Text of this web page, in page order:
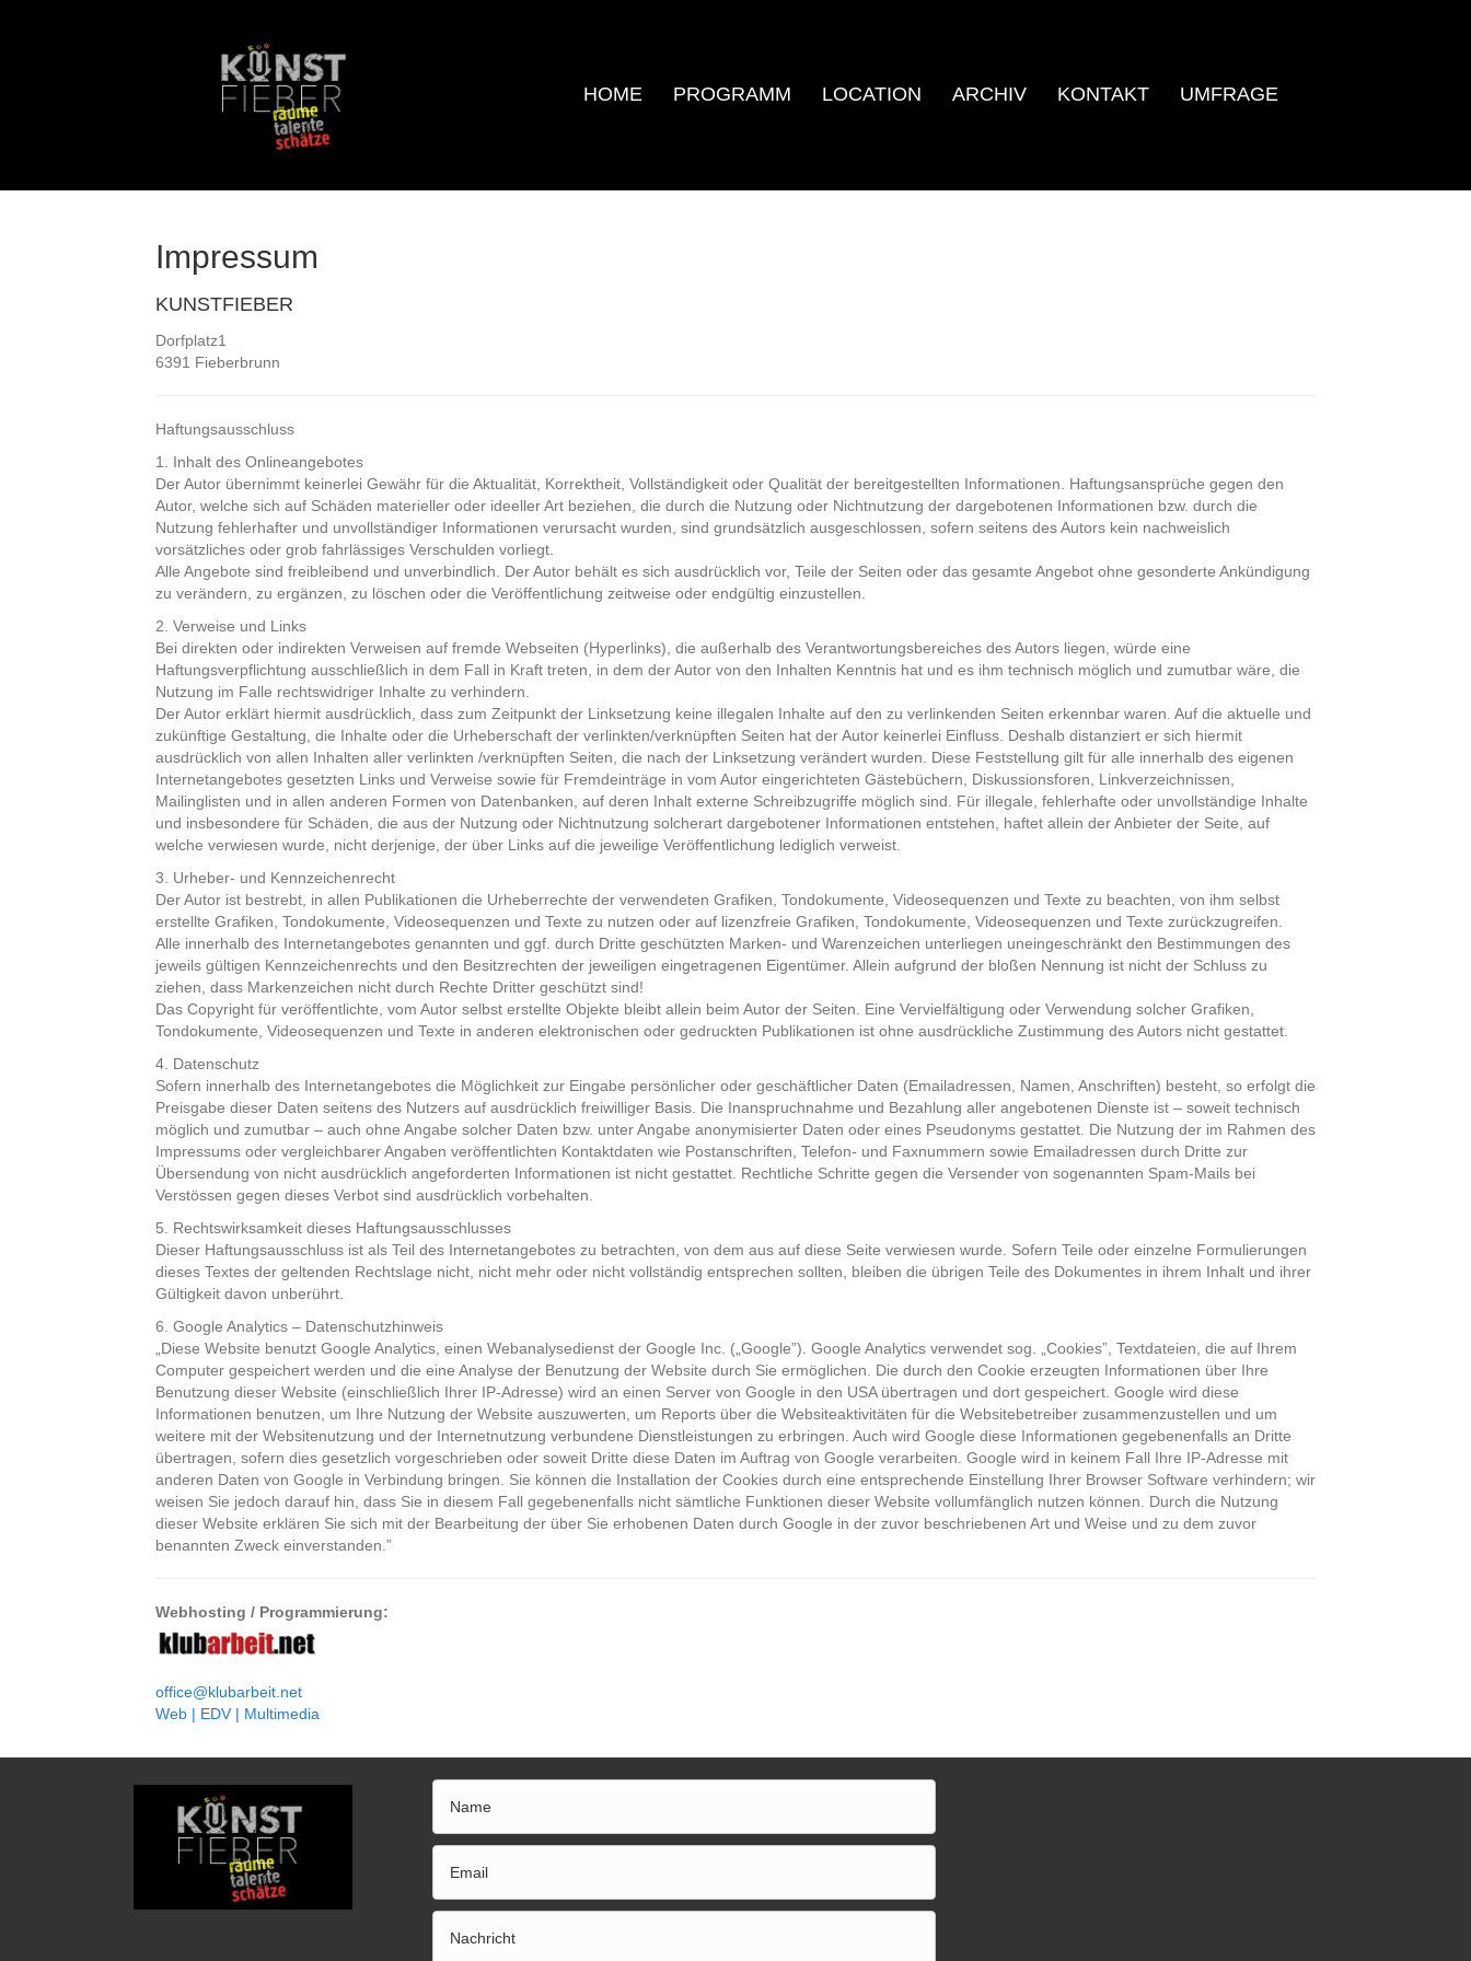
HOME PROGRAMM LOCATION ARCHIV KONTAKT UMFRAGE
Impressum
KUNSTFIEBER
Dorfplatz1
6391 Fieberbrunn
Haftungsausschluss
1. Inhalt des Onlineangebotes
Der Autor übernimmt keinerlei Gewähr für die Aktualität, Korrektheit, Vollständigkeit oder Qualität der bereitgestellten Informationen. Haftungsansprüche gegen den
Autor, welche sich auf Schäden materieller oder ideeller Art beziehen, die durch die Nutzung oder Nichtnutzung der dargebotenen Informationen bzw. durch die
Nutzung fehlerhafter und unvollständiger Informationen verursacht wurden, sind grundsätzlich ausgeschlossen, sofern seitens des Autors kein nachweislich
vorsätzliches oder grob fahrlässiges Verschulden vorliegt.
Alle Angebote sind freibleibend und unverbindlich. Der Autor behält es sich ausdrücklich vor, Teile der Seiten oder das gesamte Angebot ohne gesonderte Ankündigung
zu verändern, zu ergänzen, zu löschen oder die Veröffentlichung zeitweise oder endgültig einzustellen.
2. Verweise und Links
Bei direkten oder indirekten Verweisen auf fremde Webseiten (Hyperlinks), die außerhalb des Verantwortungsbereiches des Autors liegen, würde eine
Haftungsverpflichtung ausschließlich in dem Fall in Kraft treten, in dem der Autor von den Inhalten Kenntnis hat und es ihm technisch möglich und zumutbar wäre, die
Nutzung im Falle rechtswidriger Inhalte zu verhindern.
Der Autor erklärt hiermit ausdrücklich, dass zum Zeitpunkt der Linksetzung keine illegalen Inhalte auf den zu verlinkenden Seiten erkennbar waren. Auf die aktuelle und
zukünftige Gestaltung, die Inhalte oder die Urheberschaft der verlinkten/verknüpften Seiten hat der Autor keinerlei Einfluss. Deshalb distanziert er sich hiermit
ausdrücklich von allen Inhalten aller verlinkten /verknüpften Seiten, die nach der Linksetzung verändert wurden. Diese Feststellung gilt für alle innerhalb des eigenen
Internetangebotes gesetzten Links und Verweise sowie für Fremdeinträge in vom Autor eingerichteten Gästebüchern, Diskussionsforen, Linkverzeichnissen,
Mailinglisten und in allen anderen Formen von Datenbanken, auf deren Inhalt externe Schreibzugriffe möglich sind. Für illegale, fehlerhafte oder unvollständige Inhalte
und insbesondere für Schäden, die aus der Nutzung oder Nichtnutzung solcherart dargebotener Informationen entstehen, haftet allein der Anbieter der Seite, auf
welche verwiesen wurde, nicht derjenige, der über Links auf die jeweilige Veröffentlichung lediglich verweist.
3. Urheber- und Kennzeichenrecht
Der Autor ist bestrebt, in allen Publikationen die Urheberrechte der verwendeten Grafiken, Tondokumente, Videosequenzen und Texte zu beachten, von ihm selbst
erstellte Grafiken, Tondokumente, Videosequenzen und Texte zu nutzen oder auf lizenzfreie Grafiken, Tondokumente, Videosequenzen und Texte zurückzugreifen.
Alle innerhalb des Internetangebotes genannten und ggf. durch Dritte geschützten Marken- und Warenzeichen unterliegen uneingeschränkt den Bestimmungen des
jeweils gültigen Kennzeichenrechts und den Besitzrechten der jeweiligen eingetragenen Eigentümer. Allein aufgrund der bloßen Nennung ist nicht der Schluss zu
ziehen, dass Markenzeichen nicht durch Rechte Dritter geschützt sind!
Das Copyright für veröffentlichte, vom Autor selbst erstellte Objekte bleibt allein beim Autor der Seiten. Eine Vervielfältigung oder Verwendung solcher Grafiken,
Tondokumente, Videosequenzen und Texte in anderen elektronischen oder gedruckten Publikationen ist ohne ausdrückliche Zustimmung des Autors nicht gestattet.
4. Datenschutz
Sofern innerhalb des Internetangebotes die Möglichkeit zur Eingabe persönlicher oder geschäftlicher Daten (Emailadressen, Namen, Anschriften) besteht, so erfolgt die
Preisgabe dieser Daten seitens des Nutzers auf ausdrücklich freiwilliger Basis. Die Inanspruchnahme und Bezahlung aller angebotenen Dienste ist – soweit technisch
möglich und zumutbar – auch ohne Angabe solcher Daten bzw. unter Angabe anonymisierter Daten oder eines Pseudonyms gestattet. Die Nutzung der im Rahmen des
Impressums oder vergleichbarer Angaben veröffentlichten Kontaktdaten wie Postanschriften, Telefon- und Faxnummern sowie Emailadressen durch Dritte zur
Übersendung von nicht ausdrücklich angeforderten Informationen ist nicht gestattet. Rechtliche Schritte gegen die Versender von sogenannten Spam-Mails bei
Verstössen gegen dieses Verbot sind ausdrücklich vorbehalten.
5. Rechtswirksamkeit dieses Haftungsausschlusses
Dieser Haftungsausschluss ist als Teil des Internetangebotes zu betrachten, von dem aus auf diese Seite verwiesen wurde. Sofern Teile oder einzelne Formulierungen
dieses Textes der geltenden Rechtslage nicht, nicht mehr oder nicht vollständig entsprechen sollten, bleiben die übrigen Teile des Dokumentes in ihrem Inhalt und ihrer
Gültigkeit davon unberührt.
6. Google Analytics – Datenschutzhinweis
„Diese Website benutzt Google Analytics, einen Webanalysedienst der Google Inc. („Google”). Google Analytics verwendet sog. „Cookies”, Textdateien, die auf Ihrem
Computer gespeichert werden und die eine Analyse der Benutzung der Website durch Sie ermöglichen. Die durch den Cookie erzeugten Informationen über Ihre
Benutzung dieser Website (einschließlich Ihrer IP-Adresse) wird an einen Server von Google in den USA übertragen und dort gespeichert. Google wird diese
Informationen benutzen, um Ihre Nutzung der Website auszuwerten, um Reports über die Websiteaktivitäten für die Websitebetreiber zusammenzustellen und um
weitere mit der Websitenutzung und der Internetnutzung verbundene Dienstleistungen zu erbringen. Auch wird Google diese Informationen gegebenenfalls an Dritte
übertragen, sofern dies gesetzlich vorgeschrieben oder soweit Dritte diese Daten im Auftrag von Google verarbeiten. Google wird in keinem Fall Ihre IP-Adresse mit
anderen Daten von Google in Verbindung bringen. Sie können die Installation der Cookies durch eine entsprechende Einstellung Ihrer Browser Software verhindern; wir
weisen Sie jedoch darauf hin, dass Sie in diesem Fall gegebenenfalls nicht sämtliche Funktionen dieser Website vollumfänglich nutzen können. Durch die Nutzung
dieser Website erklären Sie sich mit der Bearbeitung der über Sie erhobenen Daten durch Google in der zuvor beschriebenen Art und Weise und zu dem zuvor
benannten Zweck einverstanden.”
Webhosting / Programmierung:
office@klubarbeit.net
Web | EDV | Multimedia